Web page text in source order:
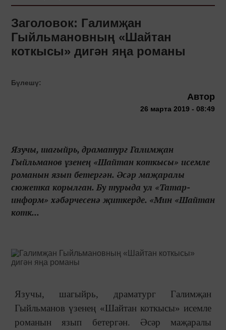
Заголовок: Галимҗан
Гыйльмановның «Шайтан
коткысы» дигән яңа романы
Бүлешү:
Автор
26 марта 2019 - 08:49
Язучы, шагыйрь, драматург Галимҗан
Гыйльманов үзенең «Шайтан коткысы» исемле
романын язып бетергән. Әсәр маҗаралы
сюжетка корылган. Бу турыда ул «Татар-
информ» хәбәрчесенә җиткерде. «Мин «Шайтан
котк...
Язучы, шагыйрь, драматург Галимҗан
Гыйльманов үзенең «Шайтан коткысы» исемле
романын язып бетергән. Әсәр маҗаралы